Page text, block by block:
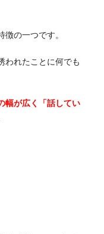
の一つです。
われたことに何でも
幅が広く「話してい